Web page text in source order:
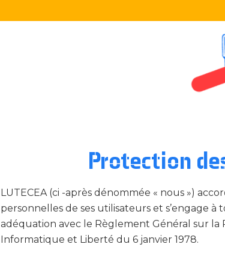
Protection
LUTECEA (ci -après dénommée « nous »)
personnelles de ses utilisateurs et s’engage
adéquation avec le Règlement Général sur la
Informatique et Liberté du 6 janvier 1978.